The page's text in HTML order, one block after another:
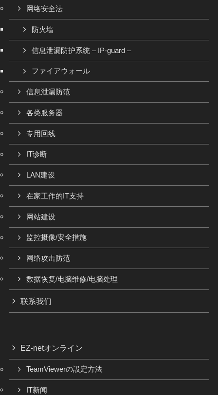
网络安全法
防火墙
信息泄漏防护系统 – IP-guard –
ファイアウォール
信息泄漏防范
各类服务器
专用回线
IT诊断
LAN建设
在家工作的IT支持
网站建设
监控摄像/安全措施
网络攻击防范
数据恢复/电脑维修/电脑处理
联系我们
EZ-netオンライン
TeamViewerの設定方法
IT新闻